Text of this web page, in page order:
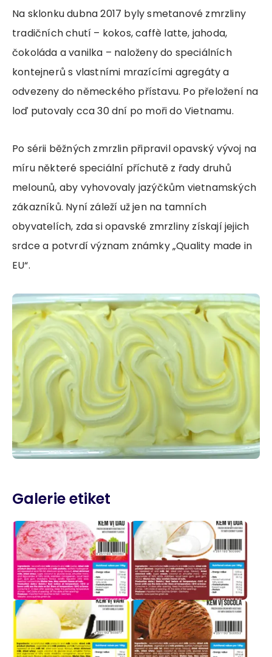
Na sklonku dubna 2017 byly smetanové zmrzliny
tradičních chutí – kokos, caffè latte, jahoda,
čokoláda a vanilka – naloženy do speciálních
kontejnerů s vlastními mrazícími agregáty a
odvezeny do německého přístavu. Po přeložení na
loď putovaly cca 30 dní po moři do Vietnamu.
Po sérii běžných zmrzlin připravil opavský vývoj na
míru některé speciální příchutě z řady druhů
melounů, aby vyhovovaly jazýčkům vietnamských
zákazníků. Nyní záleží už jen na tamních
obyvatelích, zda si opavské zmrzliny získají jejich
srdce a potvrdí význam známky „Quality made in
EU“.
Galerie etiket